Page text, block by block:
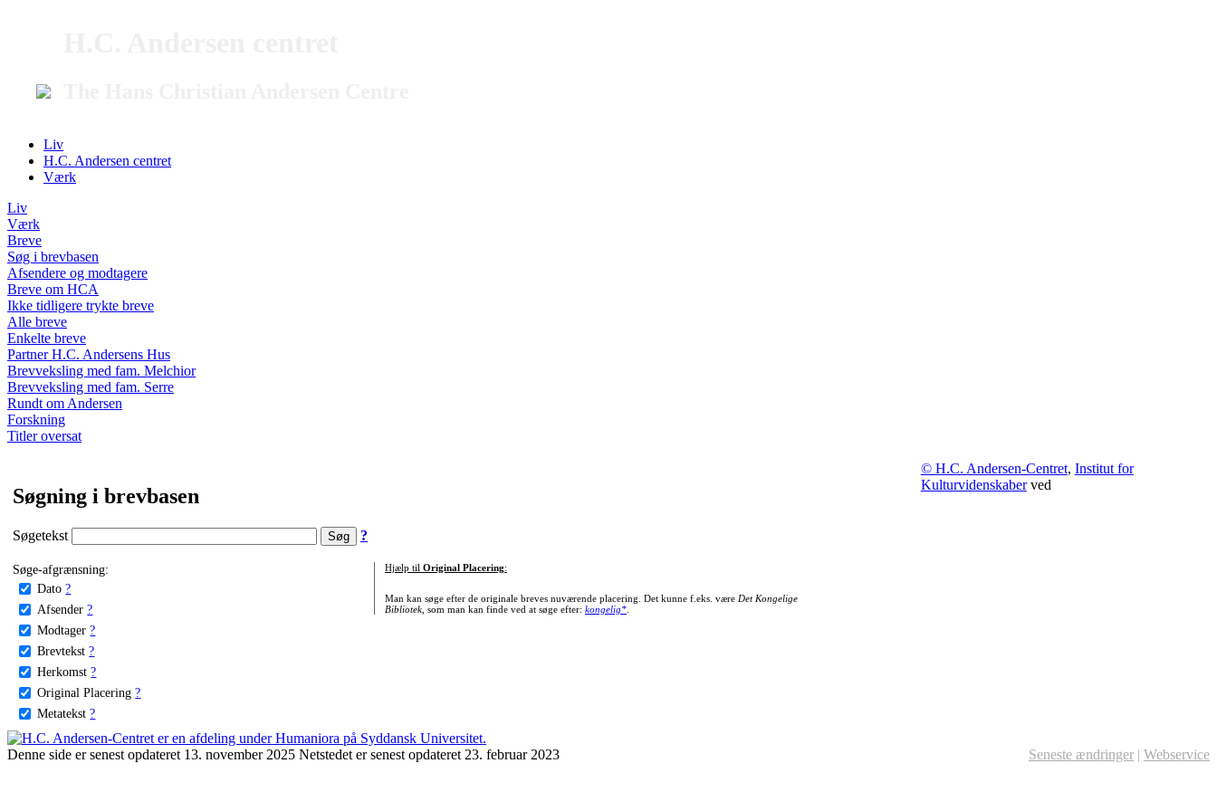
Liv
H.C. Andersen centret
Værk
Liv
Værk
Breve
Søg i brevbasen
Afsendere og modtagere
Breve om HCA
Ikke tidligere trykte breve
Alle breve
Enkelte breve
Partner H.C. Andersens Hus
Brevveksling med fam. Melchior
Brevveksling med fam. Serre
Rundt om Andersen
Forskning
Titler oversat
Søgning i brevbasen
Søgetekst ?
Søge-afgrænsning:
Dato ?
Afsender ?
Modtager ?
Brevtekst ?
Herkomst ?
Original Placering ?
Metatekst ?
Hjælp til Original Placering:
Man kan søge efter de originale breves nuværende placering. Det kunne f.eks. være Det Kongelige
Bibliotek, som man kan finde ved at søge efter: kongelig*.
© H.C. Andersen-Centret, Institut for
Kulturvidenskaberved
Denne side er senest opdateret 13. november 2025 Netstedet er senest opdateret 23. februar 2023 Seneste ændringer | Webservice